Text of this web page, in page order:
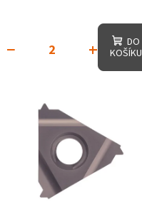
+
−
DO
KOŠÍKU